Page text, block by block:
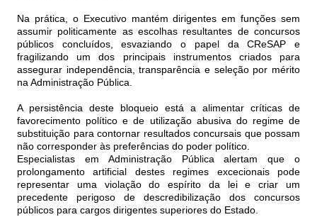
Na prática, o Executivo mantém dirigentes em funções sem
assumir politicamente as escolhas resultantes de concursos
públicos concluídos, esvaziando o papel da CReSAP e
fragilizando um dos principais instrumentos criados para
assegurar independência, transparência e seleção por mérito
na Administração Pública.
A persistência deste bloqueio está a alimentar críticas de
favorecimento político e de utilização abusiva do regime de
substituição para contornar resultados concursais que possam
não corresponder às preferências do poder político.
Especialistas em Administração Pública alertam que o
prolongamento artificial destes regimes excecionais pode
representar uma violação do espírito da lei e criar um
precedente perigoso de descredibilização dos concursos
públicos para cargos dirigentes superiores do Estado.